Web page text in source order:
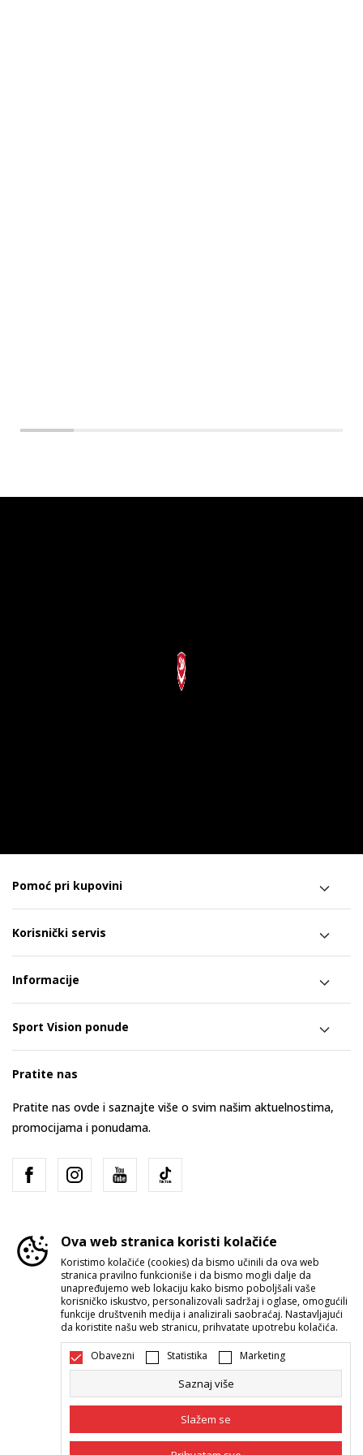
Pomoć pri kupovini
Korisnički servis
Informacije
Sport Vision ponude
Pratite nas
Pratite nas ovde i saznajte više o svim našim aktuelnostima,
promocijama i ponudama.
Srbija Promenite
Nastojimo da budemo što precizniji u opisu proizvoda, prikazu slika i
bez grešaka. Svi artikli prikazani na sajtu su deo naše ponude i ne
podrazumeva da su dostupni u svakom trenutku. Raspoloživost robe
Ova web stranica koristi kolačiće
Koristimo kolačiće (cookies) da bismo učinili da ova web
stranica pravilno funkcioniše i da bismo mogli dalje da
unapređujemo web lokaciju kako bismo poboljšali vaše
korisničko iskustvo, personalizovali sadržaj i oglase, omogućili
funkcije društvenih medija i analizirali saobraćaj. Nastavljajući
da koristite našu web stranicu, prihvatate upotrebu kolačića.
Obavezni Statistika Marketing
Saznaj više
Slažem se